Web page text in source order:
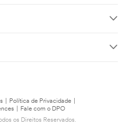
Política de Privacidade
Fale com o DPO
os Direitos Reservados.